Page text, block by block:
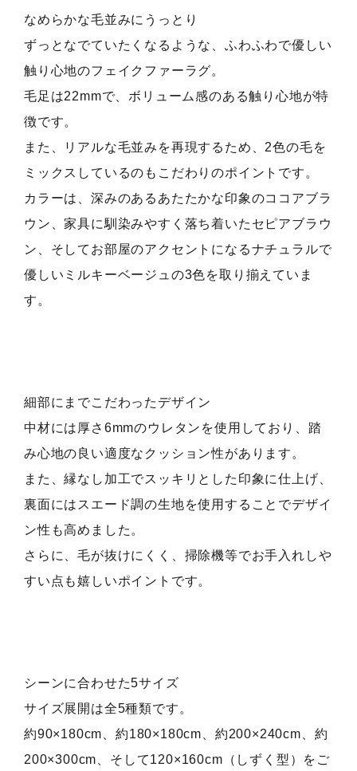
なめらかな毛並みにうっとり
ずっとなでていたくなるような、ふわふわで優しい
触り心地のフェイクファーラグ。
毛足は22mmで、ボリューム感のある触り心地が特
徴です。
また、リアルな毛並みを再現するため、2色の毛を
ミックスしているのもこだわりのポイントです。
カラーは、深みのあるあたたかな印象のココアブラ
ウン、家具に馴染みやすく落ち着いたセピアブラウ
ン、そしてお部屋のアクセントになるナチュラルで
優しいミルキーベージュの3色を取り揃えていま
す。
細部にまでこだわったデザイン
中材には厚さ6mmのウレタンを使用しており、踏
み心地の良い適度なクッション性があります。
また、縁なし加工でスッキリとした印象に仕上げ、
裏面にはスエード調の生地を使用することでデザイ
ン性も高めました。
さらに、毛が抜けにくく、掃除機等でお手入れしや
すい点も嬉しいポイントです。
シーンに合わせた5サイズ
サイズ展開は全5種類です。
約90×180cm、約180×180cm、約200×240cm、約
200×300cm、そして120×160cm（しずく型）をご